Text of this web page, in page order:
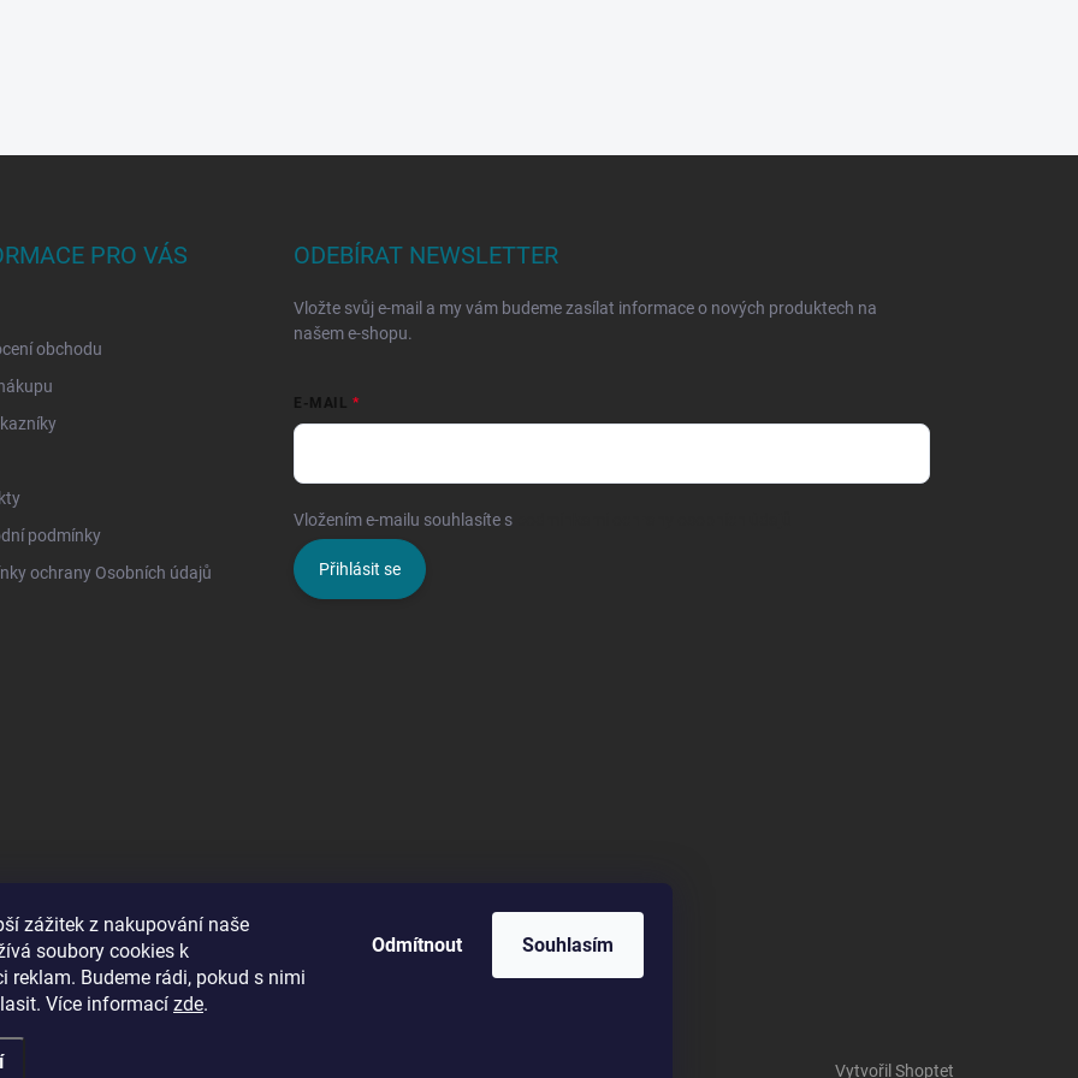
zážitek z nakupování naše
soubory cookies k
reklam. Budeme rádi, pokud s nimi
Více informací zde.
Odmítnout Souhlasím
PRO VÁS
obchodu
podmínky
ochrany Osobních údajů
ODEBÍRAT NEWSLETTER
Vložte svůj e-mail a my vám budeme zasílat informace o nových produktech na
našem e-shopu.
E-MAIL
Vložením e-mailu souhlasíte s
Přihlásit se
Vytvořil Shoptet
nastavení cookies